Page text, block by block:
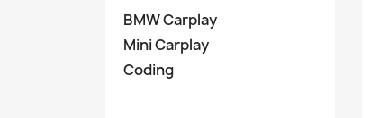
BMW Carplay
Mini Carplay
Coding